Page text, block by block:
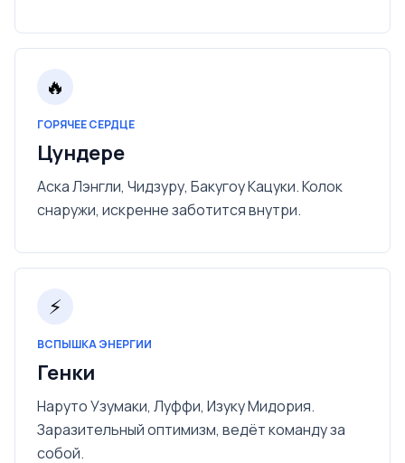
🔥
ГОРЯЧЕЕ СЕРДЦЕ
Цундере
Аска Лэнгли, Чидзуру, Бакугоу Кацуки. Колок
снаружи, искренне заботится внутри.
⚡
ВСПЫШКА ЭНЕРГИИ
Генки
Наруто Узумаки, Луффи, Изуку Мидория.
Заразительный оптимизм, ведёт команду за
собой.